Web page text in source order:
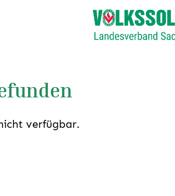
verfügbar.